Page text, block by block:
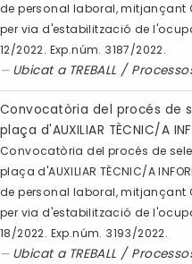
de personal laboral, mitjançant
per via d'estabilització de
12/2022. Exp.núm. 3187/2022.
Ubicat a TREBALL /
Convocatòria del procés de
plaça d'AUXILIAR TÈCNIC/A
Convocatòria del procés de
plaça d'AUXILIAR TÈCNIC/A
de personal laboral, mitjançant
per via d'estabilització de
18/2022. Exp.núm. 3193/2022.
Ubicat a TREBALL /